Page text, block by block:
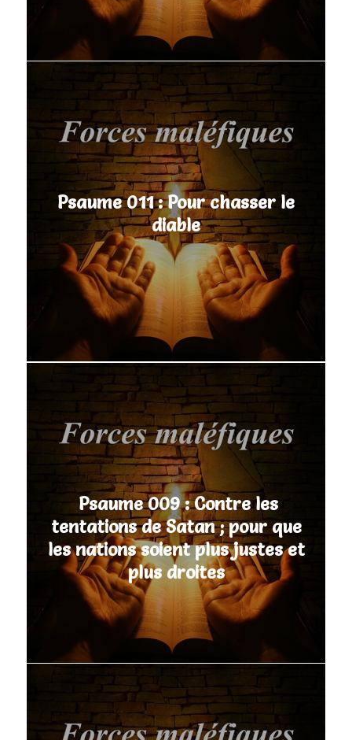
Psaume 011 : Pour chasser le
diable
Psaume 009 : Contre les
tentations de Satan ; pour que
les nations soient plus justes et
plus droites